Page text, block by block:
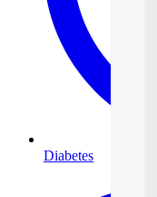
Diabetes